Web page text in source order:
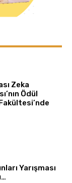
Zeka
Ödül
Yarışması